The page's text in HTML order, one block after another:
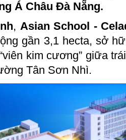
Á Châu Đà Nẵng.
, Asian School -
gần 3,1 hecta, sở
kim cương” giữa
Tân Sơn Nhì.